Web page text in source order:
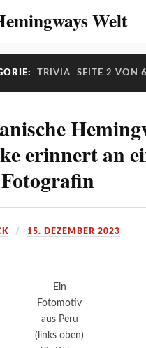
Welt
TRIVIA SEITE 2 VON 6
erinnert an
15. DEZEMBER 2023
Ein
Fotomotiv
aus Peru
(links oben)